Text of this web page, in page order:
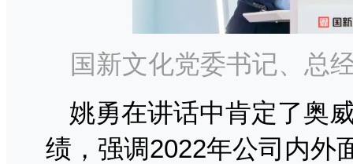
国新文化党委书记、总
姚勇在讲话中肯定了奥
绩，强调2022年公司内外